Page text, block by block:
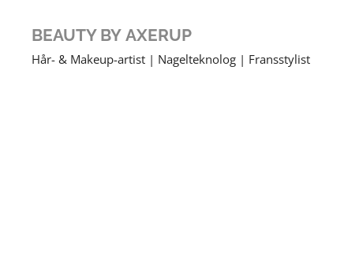
BEAUTY BY AXERUP
Hår- & Makeup-artist | Nagelteknolog | Fransstylist